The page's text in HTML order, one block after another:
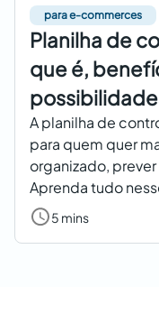
para e-commerces
Planilha de
que é,
A planilha de
para quem quer
organizado,
Aprenda tudo
5 mins